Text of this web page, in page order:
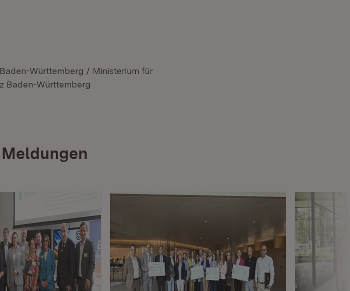
Württemberg / Ministerium für
Baden-Württemberg